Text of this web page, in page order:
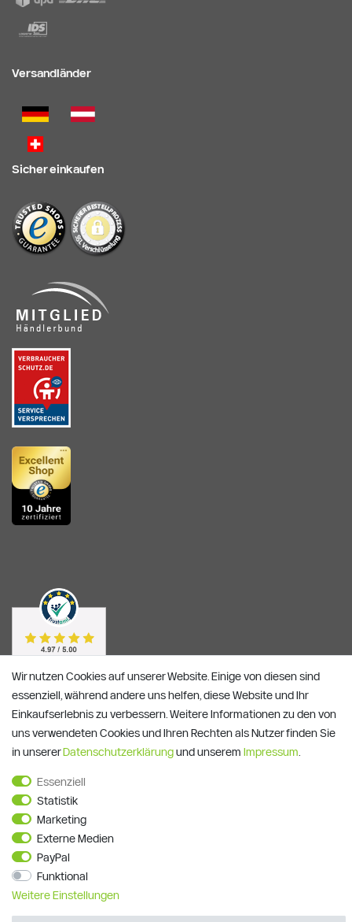
Versandländer
Sicher einkaufen
Alle Preise verstehen sich inkl. ges. MwSt. und zzgl.
Wir nutzen Cookies auf unserer Website. Einige von diesen sind
essenziell, während andere uns helfen, diese Website und Ihr
Einkaufserlebnis zu verbessern. Weitere Informationen zu den von
uns verwendeten Cookies und Ihren Rechten als Nutzer finden Sie
in unsererDaten­schutz­erklärungund unserem Impressum
Essenziell
Statistik
Marketing
Externe Medien
PayPal
Funktional
Weitere Einstellungen